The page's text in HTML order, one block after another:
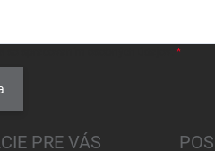
PRE VÁS